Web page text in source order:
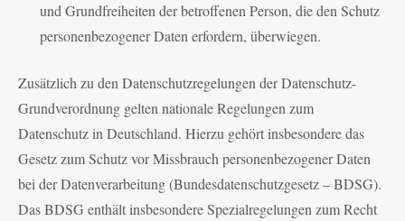
und Grundfreiheiten der betroffenen Person, die den Schutz
personenbezogener Daten erfordern, überwiegen.
Zusätzlich zu den Datenschutzregelungen der Datenschutz-
Grundverordnung gelten nationale Regelungen zum
Datenschutz in Deutschland. Hierzu gehört insbesondere das
Gesetz zum Schutz vor Missbrauch personenbezogener Daten
bei der Datenverarbeitung (Bundesdatenschutzgesetz – BDSG).
Das BDSG enthält insbesondere Spezialregelungen zum Recht